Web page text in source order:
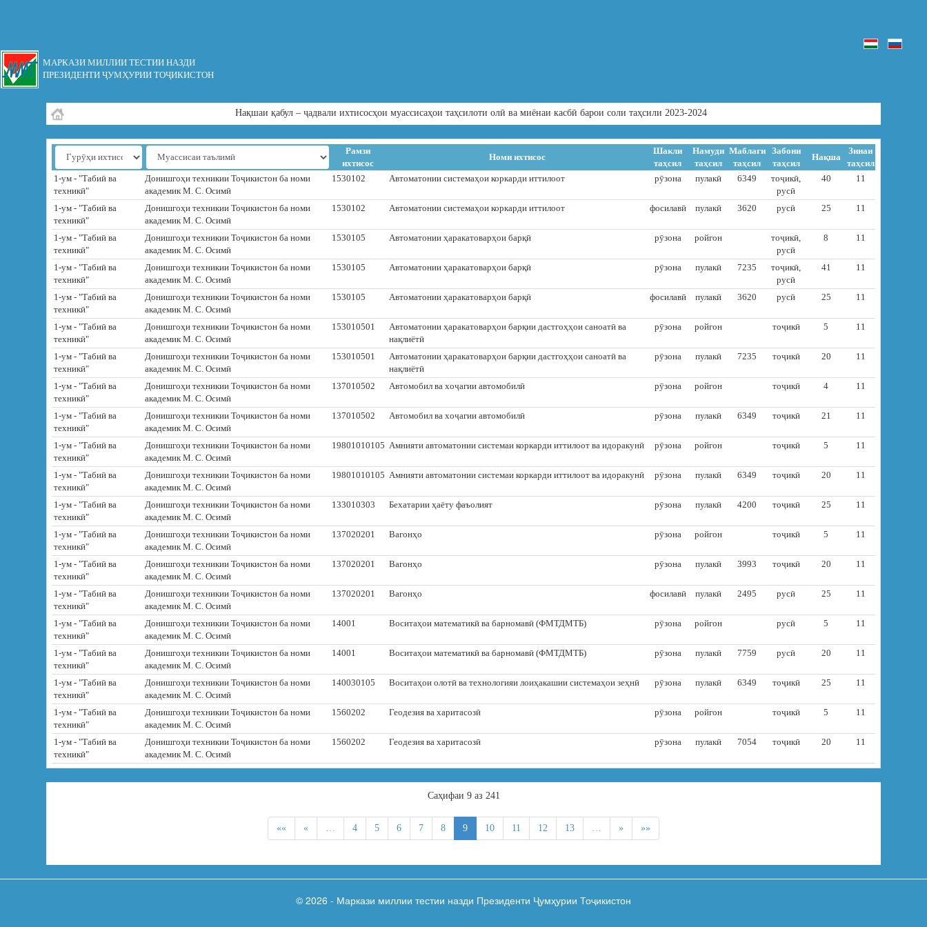
МАРКАЗИ МИЛЛИИ ТЕСТИИ НАЗДИ
ПРЕЗИДЕНТИ ҶУМҲУРИИ ТОҶИКИСТОН
Нақшаи қабул – ҷадвали ихтисосҳои муассисаҳои таҳсилоти олӣ ва миёнаи касбӣ барои соли таҳсили 2023-2024
Рамзи
ихтисос
Номи ихтисос
Шакли
таҳсил
Намуди
таҳсил
Маблағи
таҳсил
Забони
таҳсил
Нақша
Зинаи
таҳсил
1-ум - "Табиӣ ва
техникӣ"
Донишгоҳи техникии Тоҷикистон ба номи
академик М. С. Осимӣ
1530102 Автоматонии системаҳои коркарди иттилоот рӯзона пулакӣ 6349
тоҷикӣ,
русӣ
40 11
1-ум - "Табиӣ ва
техникӣ"
Донишгоҳи техникии Тоҷикистон ба номи
академик М. С. Осимӣ
1530102 Автоматонии системаҳои коркарди иттилоот фосилавӣ пулакӣ 3620 русӣ 25 11
1-ум - "Табиӣ ва
техникӣ"
Донишгоҳи техникии Тоҷикистон ба номи
академик М. С. Осимӣ
1530105 Автоматонии ҳаракатоварҳои барқӣ рӯзона ройгон
тоҷикӣ,
русӣ
8 11
1-ум - "Табиӣ ва
техникӣ"
Донишгоҳи техникии Тоҷикистон ба номи
академик М. С. Осимӣ
1530105 Автоматонии ҳаракатоварҳои барқӣ рӯзона пулакӣ 7235
тоҷикӣ,
русӣ
41 11
1-ум - "Табиӣ ва
техникӣ"
Донишгоҳи техникии Тоҷикистон ба номи
академик М. С. Осимӣ
1530105 Автоматонии ҳаракатоварҳои барқӣ фосилавӣ пулакӣ 3620 русӣ 25 11
1-ум - "Табиӣ ва
техникӣ"
Донишгоҳи техникии Тоҷикистон ба номи
академик М. С. Осимӣ
153010501
Автоматонии ҳаракатоварҳои барқии дастгоҳҳои саноатӣ ва
нақлиётӣ
рӯзона ройгон тоҷикӣ 5 11
1-ум - "Табиӣ ва
техникӣ"
Донишгоҳи техникии Тоҷикистон ба номи
академик М. С. Осимӣ
153010501
Автоматонии ҳаракатоварҳои барқии дастгоҳҳои саноатӣ ва
нақлиётӣ
рӯзона пулакӣ 7235 тоҷикӣ 20 11
1-ум - "Табиӣ ва
техникӣ"
Донишгоҳи техникии Тоҷикистон ба номи
академик М. С. Осимӣ
137010502 Автомобил ва хоҷагии автомобилӣ рӯзона ройгон тоҷикӣ 4 11
1-ум - "Табиӣ ва
техникӣ"
Донишгоҳи техникии Тоҷикистон ба номи
академик М. С. Осимӣ
137010502 Автомобил ва хоҷагии автомобилӣ рӯзона пулакӣ 6349 тоҷикӣ 21 11
1-ум - "Табиӣ ва
техникӣ"
Донишгоҳи техникии Тоҷикистон ба номи
академик М. С. Осимӣ
19801010105 Амнияти автоматонии системаи коркарди иттилоот ва идоракунӣ рӯзона ройгон тоҷикӣ 5 11
1-ум - "Табиӣ ва
техникӣ"
Донишгоҳи техникии Тоҷикистон ба номи
академик М. С. Осимӣ
19801010105 Амнияти автоматонии системаи коркарди иттилоот ва идоракунӣ рӯзона пулакӣ 6349 тоҷикӣ 20 11
1-ум - "Табиӣ ва
техникӣ"
Донишгоҳи техникии Тоҷикистон ба номи
академик М. С. Осимӣ
133010303 Бехатарии ҳаёту фаъолият рӯзона пулакӣ 4200 тоҷикӣ 25 11
1-ум - "Табиӣ ва
техникӣ"
Донишгоҳи техникии Тоҷикистон ба номи
академик М. С. Осимӣ
137020201 Вагонҳо рӯзона ройгон тоҷикӣ 5 11
1-ум - "Табиӣ ва
техникӣ"
Донишгоҳи техникии Тоҷикистон ба номи
академик М. С. Осимӣ
137020201 Вагонҳо рӯзона пулакӣ 3993 тоҷикӣ 20 11
1-ум - "Табиӣ ва
техникӣ"
Донишгоҳи техникии Тоҷикистон ба номи
академик М. С. Осимӣ
137020201 Вагонҳо фосилавӣ пулакӣ 2495 русӣ 25 11
1-ум - "Табиӣ ва
техникӣ"
Донишгоҳи техникии Тоҷикистон ба номи
академик М. С. Осимӣ
14001 Воситаҳои математикӣ ва барномавӣ (ФМТДМТБ) рӯзона ройгон русӣ 5 11
1-ум - "Табиӣ ва
техникӣ"
Донишгоҳи техникии Тоҷикистон ба номи
академик М. С. Осимӣ
14001 Воситаҳои математикӣ ва барномавӣ (ФМТДМТБ) рӯзона пулакӣ 7759 русӣ 20 11
1-ум - "Табиӣ ва
техникӣ"
Донишгоҳи техникии Тоҷикистон ба номи
академик М. С. Осимӣ
140030105 Воситаҳои олотӣ ва технологияи лоиҳакашии системаҳои зеҳнӣ рӯзона пулакӣ 6349 тоҷикӣ 25 11
1-ум - "Табиӣ ва
техникӣ"
Донишгоҳи техникии Тоҷикистон ба номи
академик М. С. Осимӣ
1560202 Геодезия ва харитасозӣ рӯзона ройгон тоҷикӣ 5 11
1-ум - "Табиӣ ва
техникӣ"
Донишгоҳи техникии Тоҷикистон ба номи
академик М. С. Осимӣ
1560202 Геодезия ва харитасозӣ рӯзона пулакӣ 7054 тоҷикӣ 20 11
Cаҳифаи 9 аз 241
«« « … 4 5 6 7 8 9 10 11 12 13 … » »»
© 2026 - Маркази миллии тестии назди Президенти Ҷумҳурии Тоҷикистон